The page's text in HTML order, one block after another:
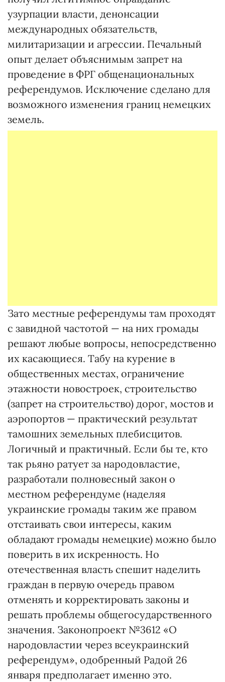
узурпации власти, денонсации
международных обязательств,
милитаризации и агрессии. Печальный
опыт делает объяснимым запрет на
проведение в ФРГ общенациональных
референдумов. Исключение сделано для
возможного изменения границ немецких
земель.
Зато местные референдумы там проходят
с завидной частотой — на них громады
решают любые вопросы, непосредственно
их касающиеся. Табу на курение в
общественных местах, ограничение
этажности новостроек, строительство
(запрет на строительство) дорог, мостов и
аэропортов — практический результат
тамошних земельных плебисцитов.
Логичный и практичный. Если бы те, кто
так рьяно ратует за народовластие,
разработали полновесный закон о
местном референдуме (наделяя
украинские громады таким же правом
отстаивать свои интересы, каким
обладают громады немецкие) можно было
поверить в их искренность. Но
отечественная власть спешит наделить
граждан в первую очередь правом
отменять и корректировать законы и
решать проблемы общегосударственного
значения. Законопроект №3612 «О
народовластии через всеукраинский
референдум», одобренный Радой 26
января предполагает именно это.